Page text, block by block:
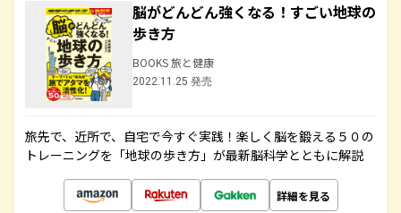
脳がどんどん強くなる！すごい地球の
歩き方
BOOKS 旅と健康
2022.11.25 発売
旅先で、近所で、自宅で今すぐ実践！楽しく脳を鍛える５０の
トレーニングを「地球の歩き方」が最新脳科学とともに解説
詳細を見る